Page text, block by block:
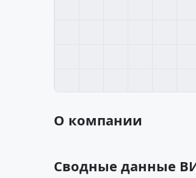
О компании
Сводные данные